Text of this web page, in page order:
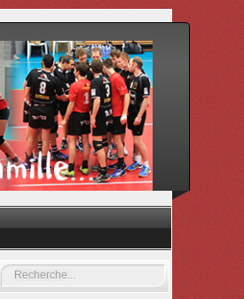
Rechercher